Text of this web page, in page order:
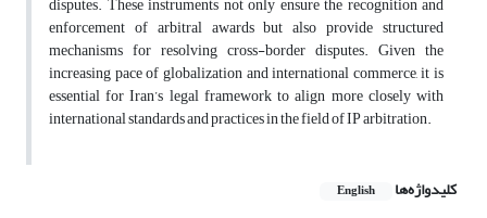
enforcement of arbitral awards but also provide structured
mechanisms for resolving cross-border disputes. Given the
increasing pace of globalization and international commerce, it is
essential for Iran’s legal framework to align more closely with
international standards and practices in the field of IP arbitration.
کلیدواژه‌ها English